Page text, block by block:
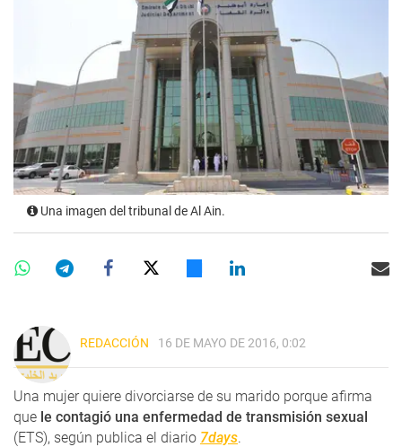
Una imagen del tribunal de Al Ain.
REDACCIÓN 16 DE MAYO DE 2016, 0:02
Una mujer quiere divorciarse de su marido porque afirma
que le contagió una enfermedad de transmisión sexual
(ETS), según publica el diario 7days.